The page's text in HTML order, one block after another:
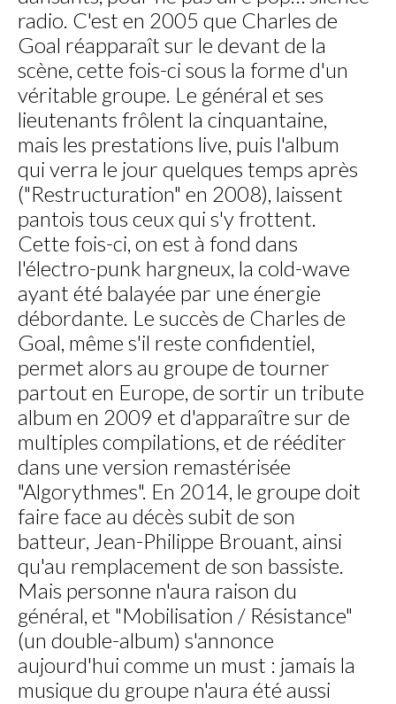
radio. C'est en 2005 que Charles de
Goal réapparaît sur le devant de la
scène, cette fois-ci sous la forme d'un
véritable groupe. Le général et ses
lieutenants frôlent la cinquantaine,
mais les prestations live, puis l'album
qui verra le jour quelques temps après
("Restructuration" en 2008), laissent
pantois tous ceux qui s'y frottent.
Cette fois-ci, on est à fond dans
l'électro-punk hargneux, la cold-wave
ayant été balayée par une énergie
débordante. Le succès de Charles de
Goal, même s'il reste confidentiel,
permet alors au groupe de tourner
partout en Europe, de sortir un tribute
album en 2009 et d'apparaître sur de
multiples compilations, et de rééditer
dans une version remastérisée
"Algorythmes". En 2014, le groupe doit
faire face au décès subit de son
batteur, Jean-Philippe Brouant, ainsi
qu'au remplacement de son bassiste.
Mais personne n'aura raison du
général, et "Mobilisation / Résistance"
(un double-album) s'annonce
aujourd'hui comme un must : jamais la
musique du groupe n'aura été aussi